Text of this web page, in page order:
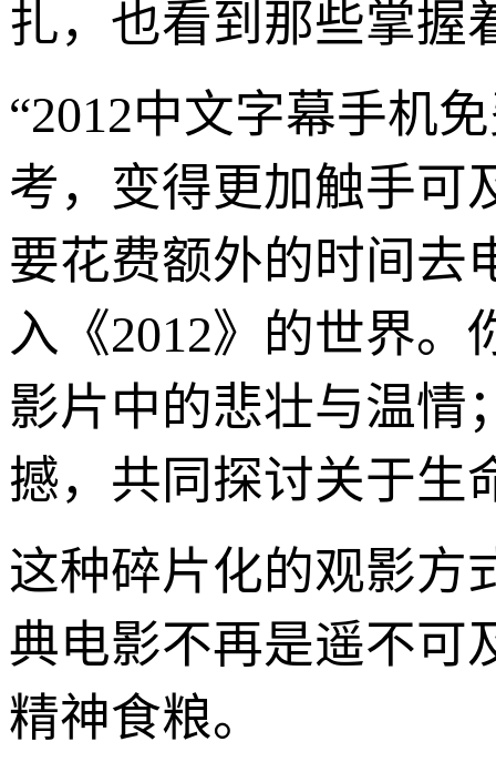
扎，也看到那些掌握
“2012中文字幕手机
考，变得更加触手可
要花费额外的时间去
入《2012》的世界
影片中的悲壮与温情
撼，共同探讨关于生
这种碎片化的观影方
典电影不再是遥不可
精神食粮。